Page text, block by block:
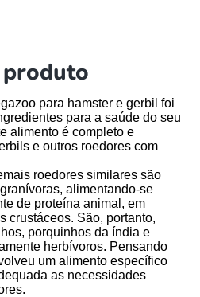
produto
para hamster e gerbil foi
para a saúde do seu
alimento é completo e
e outros roedores com
roedores similares são
alimentando-se
de proteína animal, em
crustáceos. São, portanto,
porquinhos da índia e
herbívoros. Pensando
um alimento específico
as necessidades